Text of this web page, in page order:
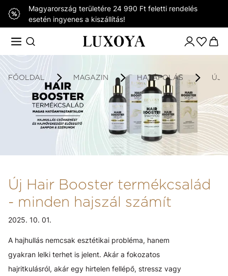
Magyarország területére 24 990 Ft feletti rendelés
esetén ingyenes a kiszállítás!
FŐOLDAL MAGAZIN HAJÁPOLÁS ÚJ
Új Hair Booster termékcsalád
- minden hajszál számít
2025. 10. 01.
A hajhullás nemcsak esztétikai probléma, hanem
gyakran lelki terhet is jelent. Akár a fokozatos
hajritkulásról, akár egy hirtelen fellépő, stressz vagy